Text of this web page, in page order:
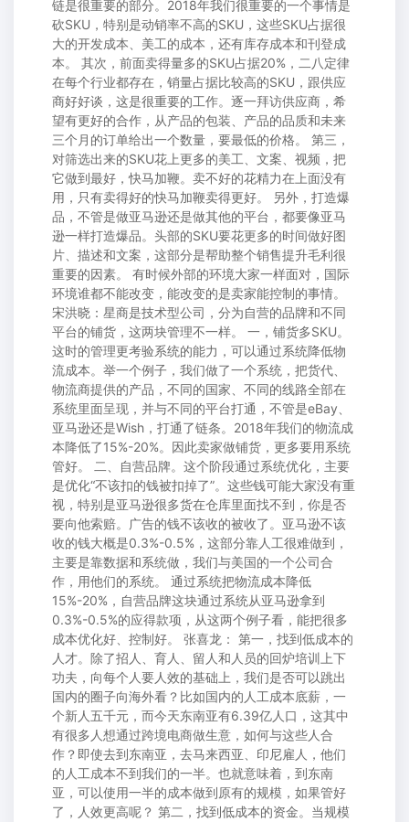
链是很重要的部分。2018年我们很重要的一个事情是
砍SKU，特别是动销率不高的SKU，这些SKU占据很
大的开发成本、美工的成本，还有库存成本和刊登成
本。 其次，前面卖得量多的SKU占据20%，二八定律
在每个行业都存在，销量占据比较高的SKU，跟供应
商好好谈，这是很重要的工作。逐一拜访供应商，希
望有更好的合作，从产品的包装、产品的品质和未来
三个月的订单给出一个数量，要最低的价格。 第三，
对筛选出来的SKU花上更多的美工、文案、视频，把
它做到最好，快马加鞭。卖不好的花精力在上面没有
用，只有卖得好的快马加鞭卖得更好。 另外，打造爆
品，不管是做亚马逊还是做其他的平台，都要像亚马
逊一样打造爆品。头部的SKU要花更多的时间做好图
片、描述和文案，这部分是帮助整个销售提升毛利很
重要的因素。 有时候外部的环境大家一样面对，国际
环境谁都不能改变，能改变的是卖家能控制的事情。
宋洪晓：星商是技术型公司，分为自营的品牌和不同
平台的铺货，这两块管理不一样。 一，铺货多SKU。
这时的管理更考验系统的能力，可以通过系统降低物
流成本。举一个例子，我们做了一个系统，把货代、
物流商提供的产品，不同的国家、不同的线路全部在
系统里面呈现，并与不同的平台打通，不管是eBay、
亚马逊还是Wish，打通了链条。2018年我们的物流成
本降低了15%-20%。因此卖家做铺货，更多要用系统
管好。 二、自营品牌。这个阶段通过系统优化，主要
是优化“不该扣的钱被扣掉了”。这些钱可能大家没有重
视，特别是亚马逊很多货在仓库里面找不到，你是否
要向他索赔。广告的钱不该收的被收了。亚马逊不该
收的钱大概是0.3%-0.5%，这部分靠人工很难做到，
主要是靠数据和系统做，我们与美国的一个公司合
作，用他们的系统。 通过系统把物流成本降低
15%-20%，自营品牌这块通过系统从亚马逊拿到
0.3%-0.5%的应得款项，从这两个例子看，能把很多
成本优化好、控制好。 张喜龙： 第一，找到低成本的
人才。除了招人、育人、留人和人员的回炉培训上下
功夫，向每个人要人效的基础上，我们是否可以跳出
国内的圈子向海外看？比如国内的人工成本底薪，一
个新人五千元，而今天东南亚有6.39亿人口，这其中
有很多人想通过跨境电商做生意，如何与这些人合
作？即使去到东南亚，去马来西亚、印尼雇人，他们
的人工成本不到我们的一半。也就意味着，到东南
亚，可以使用一半的成本做到原有的规模，如果管好
了，人效更高呢？ 第二，找到低成本的资金。当规模